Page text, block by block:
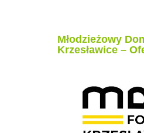
Młodzieżowy
Krzesławice –